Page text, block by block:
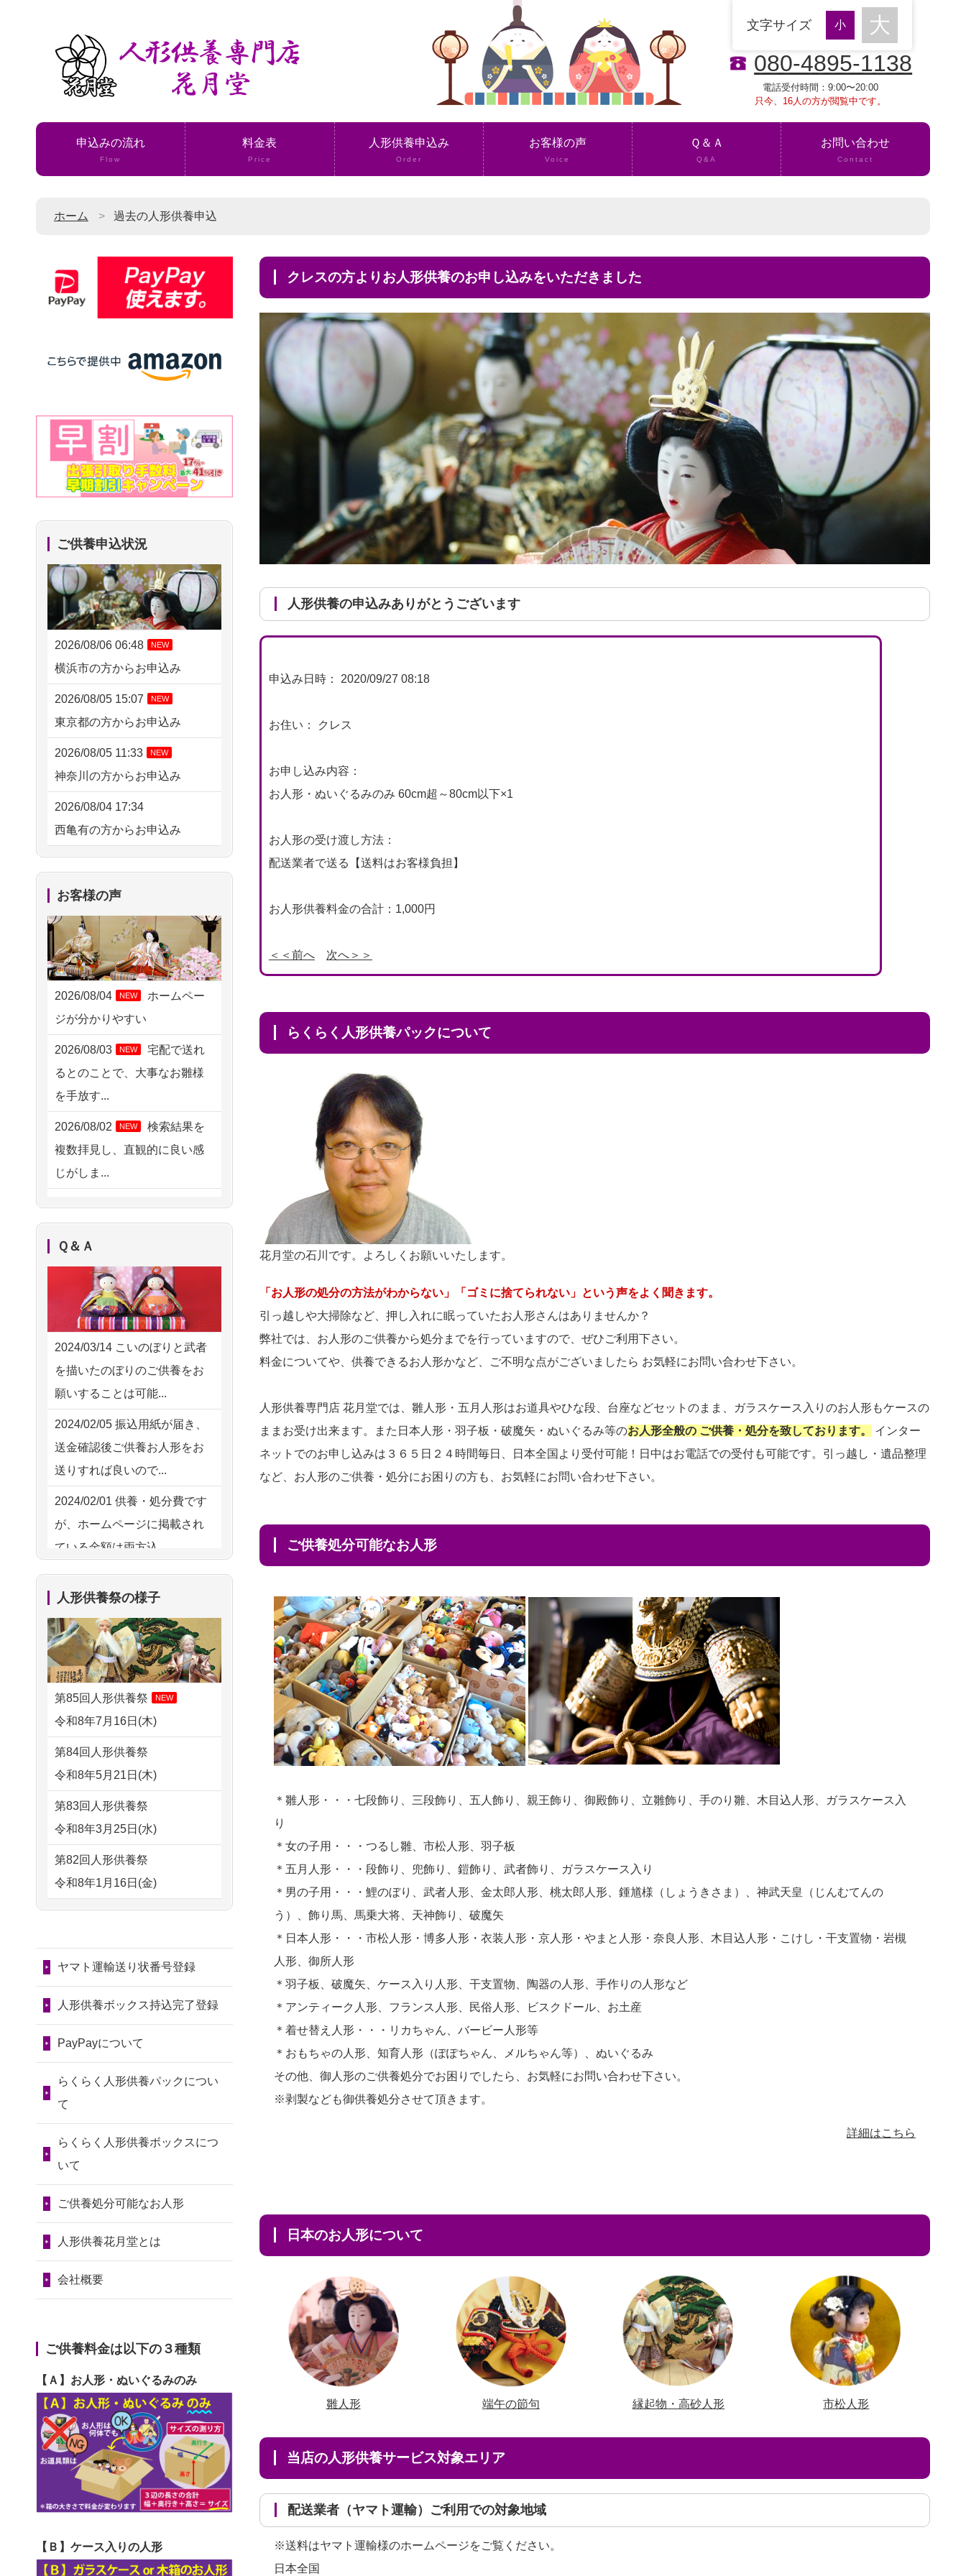
080-4895-1138
電話受付時間：9:00〜20:00
只今、16人の方が閲覧中です。
文字サイズ
申込みの流れ
Flow
料金表
Price
人形供養申込み
Order
お客様の声
Voice
Ｑ＆Ａ
Q&A
お問い合わせ
Contact
ホーム 過去の人形供養申込
クレスの方よりお人形供養のお申し込みをいただきました
人形供養の申込みありがとうございます
申込み日時： 2020/09/27 08:18
お住い： クレス
お申し込み内容：
お人形・ぬいぐるみのみ 60cm超～80cm以下×1
お人形の受け渡し方法：
配送業者で送る【送料はお客様負担】
お人形供養料金の合計：1,000円
＜＜前へ 次へ＞＞
らくらく人形供養パックについて
花月堂の石川です。よろしくお願いいたします。
「お人形の処分の方法がわからない」「ゴミに捨てられない」という声をよく聞きます。
引っ越しや大掃除など、押し入れに眠っていたお人形さんはありませんか？
弊社では、お人形のご供養から処分までを行っていますので、ぜひご利用下さい。
料金についてや、供養できるお人形かなど、ご不明な点がございましたら お気軽にお問い合わせ下さい。
人形供養専門店 花月堂では、雛人形・五月人形はお道具やひな段、台座などセットのまま、ガラスケース入りのお人形もケースの
ままお受け出来ます。また日本人形・羽子板・破魔矢・ぬいぐるみ等のお人形全般の ご供養・処分を致しております。
インター
ネットでのお申し込みは３６５日２４時間毎日、日本全国より受付可能！日中はお電話での受付も可能です。引っ越し・遺品整理
など、お人形のご供養・処分にお困りの方も、お気軽にお問い合わせ下さい。
ご供養処分可能なお人形
＊雛人形・・・七段飾り、三段飾り、五人飾り、親王飾り、御殿飾り、立雛飾り、手のり雛、木目込人形、ガラスケース入
り
＊女の子用・・・つるし雛、市松人形、羽子板
＊五月人形・・・段飾り、兜飾り、鎧飾り、武者飾り、ガラスケース入り
＊男の子用・・・鯉のぼり、武者人形、金太郎人形、桃太郎人形、鍾馗様（しょうきさま）、神武天皇（じんむてんの
う）、飾り馬、馬乗大将、天神飾り、破魔矢
＊日本人形・・・市松人形・博多人形・衣装人形・京人形・やまと人形・奈良人形、木目込人形・こけし・干支置物・岩槻
人形、御所人形
＊羽子板、破魔矢、ケース入り人形、干支置物、陶器の人形、手作りの人形など
＊アンティーク人形、フランス人形、民俗人形、ビスクドール、お土産
＊着せ替え人形・・・リカちゃん、バービー人形等
＊おもちゃの人形、知育人形（ぽぽちゃん、メルちゃん等）、ぬいぐるみ
その他、御人形のご供養処分でお困りでしたら、お気軽にお問い合わせ下さい。
※剥製なども御供養処分させて頂きます。
詳細はこちら
日本のお人形について
雛人形 端午の節句 縁起物・高砂人形 市松人形
当店の人形供養サービス対象エリア
配送業者（ヤマト運輸）ご利用での対象地域
※送料はヤマト運輸様のホームページをご覧ください。
日本全国
ご供養申込状況
2026/08/06 06:48 NEW
横浜市の方からお申込み
2026/08/05 15:07 NEW
東京都の方からお申込み
2026/08/05 11:33 NEW
神奈川の方からお申込み
2026/08/04 17:34
西亀有の方からお申込み
2026/08/04 15:40
2026/08/04 14:04
東京都の方からお申込み
2026/08/04 00:38
中野区の方からお申込み
2026/08/03 21:17
愛知県の方からお申込み
2026/08/02 18:47
虎ノ門の方からお申込み
2026/08/02 11:15
千葉県の方からお申込み
神奈川の方からお申込み
2026/08/02 09:15
2026/08/02 06:46
相模原の方からお申込み
2026/08/01 19:28
東京都の方からお申込み
2026/08/01 17:10
東京都の方からお申込み
2026/08/01 11:07
さいたの方からお申込み
2026/07/31 17:28
栃木県の方からお申込み
2026/07/31 12:32
2026/07/31 10:29
京都市の方からお申込み
2026/07/31 08:41
埼玉県の方からお申込み
2026/07/30 22:27
墨田区の方からお申込み
2026/07/30 17:02
神奈川の方からお申込み
2026/07/30 15:59
神奈川の方からお申込み
2026/07/30 08:46
東京都の方からお申込み
神奈川の方からお申込み
2026/07/29 11:28
2026/07/29 09:23
長野県の方からお申込み
2026/07/28 10:32
お客様の声
2026/08/04 NEW
ホームペー
ジが分かりやすい
2026/08/03 NEW
宅配で送れ
るとのことで、大事なお雛様
を手放す...
2026/08/02 NEW
検索結果を
複数拝見し、直観的に良い感
じがしま...
ハードルが高そうに思えるの
ですが、...
2026/08/02 NEW
祖母の人形
供養の際も利用させていただ
き安心感がある
お人形の仕
分けなども丁寧に行う様子か
ら、大切...
供養の内容（料金
や送り方等）がとても丁寧に
説...
つい先日も利用さ
せていただきました。 手続...
人形をきちんと供養してくだ
2026/07/15 子供の頃から可愛
がってきた七段飾りの雛人形
2026/07/15 お客様の声を読
が...
達を、ちゃんと供養したく、
2026/07/10家から近かったの
で。
2026/07/08誰も住んでいない
実家の片付けを始めました。
...
2026/07/06 9年間自由が丘店を
見守ってくれてありがとう。
2026/07/05
しっかりとお人形
2026/06/30 長年大事にしてき
た雛人形です、供養していた
2026/06/29
一緒にお雛様を出しました。
お...
2026/06/28きちんと供養して
いただけると思ったので、お
ぐるみを供養いただいたこと
が...
Ｑ＆Ａ
2024/03/14 こいのぼりと武者
を描いたのぼりのご供養をお
願いすることは可能...
2024/02/05 振込用紙が届き、
送金確認後ご供養お人形をお
送りすれば良いので...
2024/02/01 供養・処分費です
が、ホームページに掲載され
ている金額は両方込...
2024/01/27実家にある七段飾
りの雛人形を処分したいので
すが 母親が高齢...
2024/01/13剥製の供養・処分
をお願いできますか？
が？
供養・処分したいのですが、
お雛様とお内裏様だ...
2024/01/13供養申込みの後、
供養祭までお人形はどうなっ
てるのですか？
が、きちんと供養してもらえ
るのですか？
お願いできますか？
2024/01/13供養後の通知はも
らえますか？
人形以外はどうしてるのです
か？
人形はどうなるのでしょう
か？
しても良いですか？
人形供養祭の様子
第85回人形供養祭 NEW
令和8年7月16日(木)
第84回人形供養祭
令和8年5月21日(木)
第83回人形供養祭
令和8年3月25日(水)
第82回人形供養祭
令和8年1月16日(金)
第81回人形供養祭
第80回人形供養祭
第79回人形供養祭
令和7年8月2日(土)
第78回人形供養祭
令和7年6月20日(金)
第76回人形供養祭
令和7年2月28日(金)
第75回人形供養祭
令和7年1月17日(金)
第73回人形供養祭
第72回人形供養祭
令和6年9月9日(月)
第71回人形供養祭
令和6年8月1日(木)
第70回人形供養祭
第69回人形供養祭
ヤマト運輸送り状番号登録
人形供養ボックス持込完了登録
PayPayについて
らくらく人形供養パックについ
て
らくらく人形供養ボックスにつ
いて
ご供養処分可能なお人形
人形供養花月堂とは
会社概要
ご供養料金は以下の３種類
【Ａ】お人形・ぬいぐるみのみ
【Ｂ】ケース入りの人形